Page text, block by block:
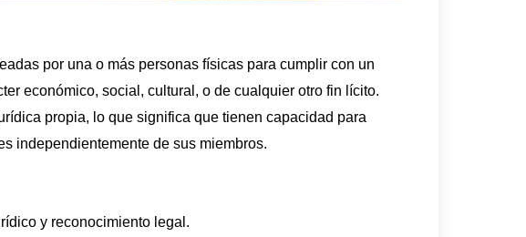
por una o más personas físicas para cumplir con un
económico, social, cultural, o de cualquier otro fin lícito.
propia, lo que significa que tienen capacidad para
independientemente de sus miembros.
y reconocimiento legal.